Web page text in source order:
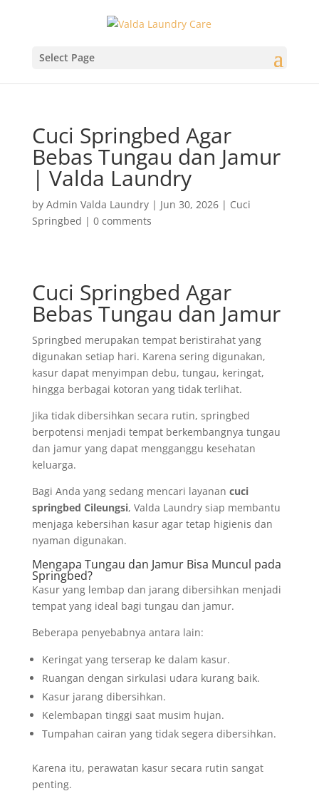
Select Page
Cuci Springbed Agar
Bebas Tungau dan Jamur
| Valda Laundry
by Admin Valda Laundry| Jun 30, 2026| Cuci
Springbed | 0 comments
Cuci Springbed Agar
Bebas Tungau dan Jamur
Springbed merupakan tempat beristirahat yang
digunakan setiap hari. Karena sering digunakan,
kasur dapat menyimpan debu, tungau, keringat,
hingga berbagai kotoran yang tidak terlihat.
Jika tidak dibersihkan secara rutin, springbed
berpotensi menjadi tempat berkembangnya tungau
dan jamur yang dapat mengganggu kesehatan
keluarga.
Bagi Anda yang sedang mencari layanan cuci
springbed Cileungsi, Valda Laundry siap membantu
menjaga kebersihan kasur agar tetap higienis dan
nyaman digunakan.
Mengapa Tungau dan Jamur Bisa Muncul pada
Springbed?
Kasur yang lembap dan jarang dibersihkan menjadi
tempat yang ideal bagi tungau dan jamur.
Beberapa penyebabnya antara lain:
Keringat yang terserap ke dalam kasur.
Ruangan dengan sirkulasi udara kurang baik.
Kasur jarang dibersihkan.
Kelembapan tinggi saat musim hujan.
Tumpahan cairan yang tidak segera dibersihkan.
Karena itu, perawatan kasur secara rutin sangat
penting.